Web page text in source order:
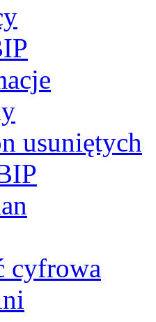
usuniętych
cyfrowa